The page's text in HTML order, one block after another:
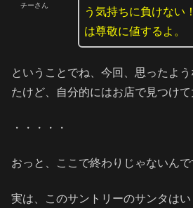
チーさん
う気持ちに負けない
は尊敬に値するよ。
ということでね、今回、思ったよ
たけど、自分的にはお店で見つけて
・・・・・
おっと、ここで終わりじゃないんで
実は、このサントリーのサンタは